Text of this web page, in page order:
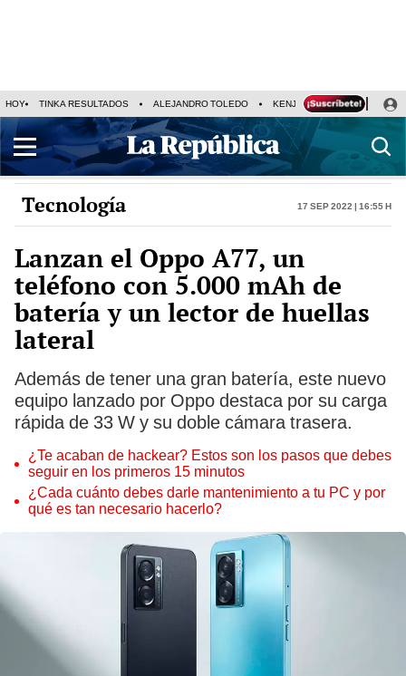
HOY TINKA RESULTADOS ALEJANDRO TOLEDO KENJI FUJIMORI
Tecnología 17 Sep 2022 | 16:55 h
Lanzan el Oppo A77, un
teléfono con 5.000 mAh de
batería y un lector de huellas
lateral
Además de tener una gran batería, este nuevo
equipo lanzado por Oppo destaca por su carga
rápida de 33 W y su doble cámara trasera.
¿Te acaban de hackear? Estos son los pasos que debes
seguir en los primeros 15 minutos
¿Cada cuánto debes darle mantenimiento a tu PC y por
qué es tan necesario hacerlo?